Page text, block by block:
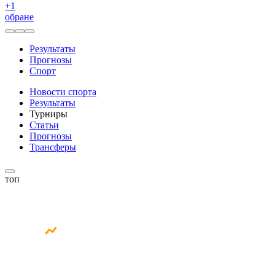
+1
обране
Результаты
Прогнозы
Спорт
Новости спорта
Результаты
Турниры
Статьи
Прогнозы
Трансферы
топ